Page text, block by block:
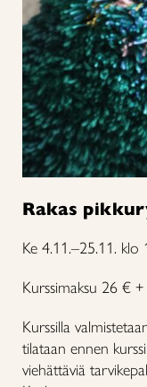
Rakas
Ke 4.11.–25.11. klo
Kurssimaksu 26 €
Kurssilla
tilataan ennen
viehättäviä